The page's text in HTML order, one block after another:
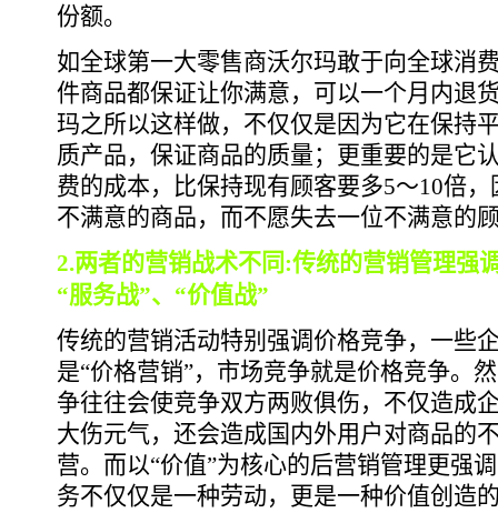
份额。
如全球第一大零售商沃尔玛敢于向全球消
件商品都保证让你满意，可以一个月内退
玛之所以这样做，不仅仅是因为它在保持
质产品，保证商品的质量；更重要的是它
费的成本，比保持现有顾客要多5～10倍
不满意的商品，而不愿失去一位不满意的
2.两者的营销战术不同:传统的营销管理强
“服务战”、“价值战”
传统的营销活动特别强调价格竞争，一些
是“价格营销”，市场竞争就是价格竞争。
争往往会使竞争双方两败俱伤，不仅造成
大伤元气，还会造成国内外用户对商品的
营。而以“价值”为核心的后营销管理更强
务不仅仅是一种劳动，更是一种价值创造